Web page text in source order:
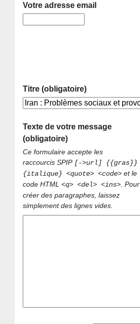
Votre adresse email
Titre (obligatoire)
Texte de votre message
(obligatoire)
Ce formulaire accepte les
raccourcis SPIP [->url] {{gras}}
{italique} <quote> <code> et le
code HTML<q> <del> <ins>. Pour
créer des paragraphes, laissez
simplement des lignes vides.